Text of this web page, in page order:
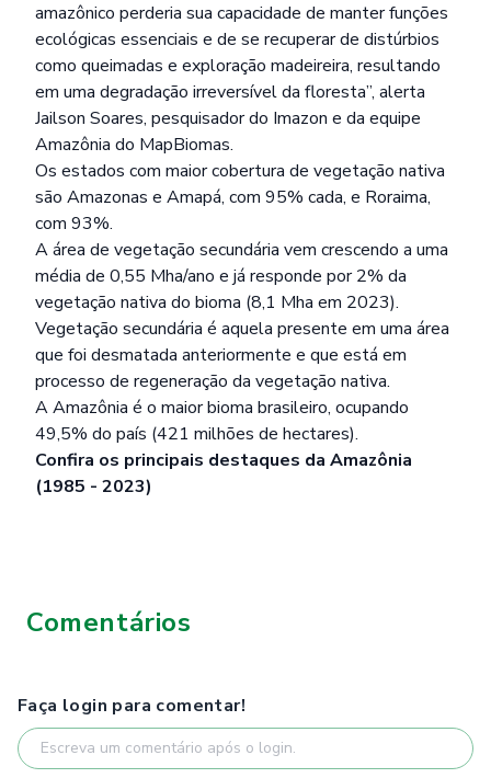
amazônico perderia sua capacidade de manter funções
ecológicas essenciais e de se recuperar de distúrbios
como queimadas e exploração madeireira, resultando
em uma degradação irreversível da floresta”, alerta
Jailson Soares, pesquisador do Imazon e da equipe
Amazônia do MapBiomas.
Os estados com maior cobertura de vegetação nativa
são Amazonas e Amapá, com 95% cada, e Roraima,
com 93%.
A área de vegetação secundária vem crescendo a uma
média de 0,55 Mha/ano e já responde por 2% da
vegetação nativa do bioma (8,1 Mha em 2023).
Vegetação secundária é aquela presente em uma área
que foi desmatada anteriormente e que está em
processo de regeneração da vegetação nativa.
A Amazônia é o maior bioma brasileiro, ocupando
49,5% do país (421 milhões de hectares).
Confira os principais destaques da Amazônia
(1985 - 2023)
Comentários
Faça login para comentar!